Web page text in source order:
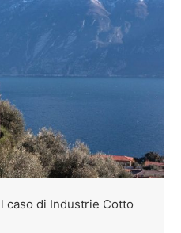
caso di Industrie Cotto